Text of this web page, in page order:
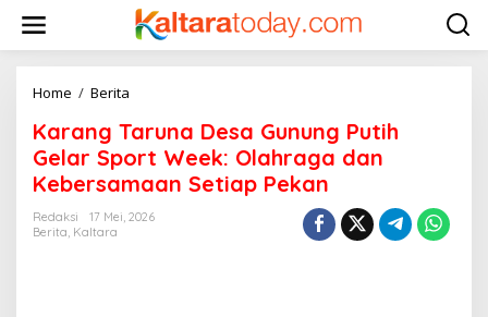
w
Home / Berita
r
a
n
g
T
Karang Taruna Desa Gunung Putih
Gelar Sport Week: Olahraga dan
Kebersamaan Setiap Pekan
Redaksi
17 Mei, 2026
Berita, Kaltara